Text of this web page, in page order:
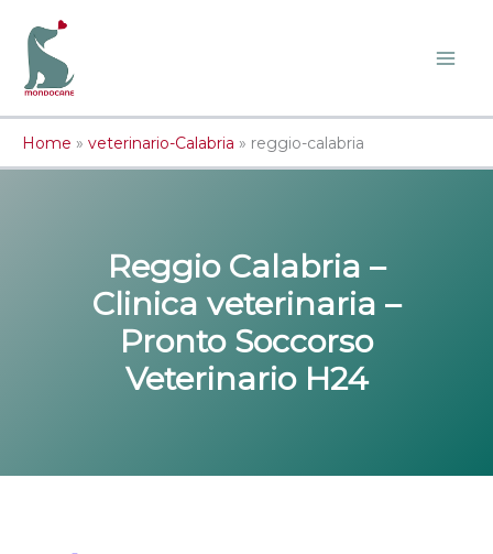
contenuto
Home » veterinario-Calabria » reggio-calabria
Reggio Calabria –
Clinica veterinaria –
Pronto Soccorso
Veterinario H24